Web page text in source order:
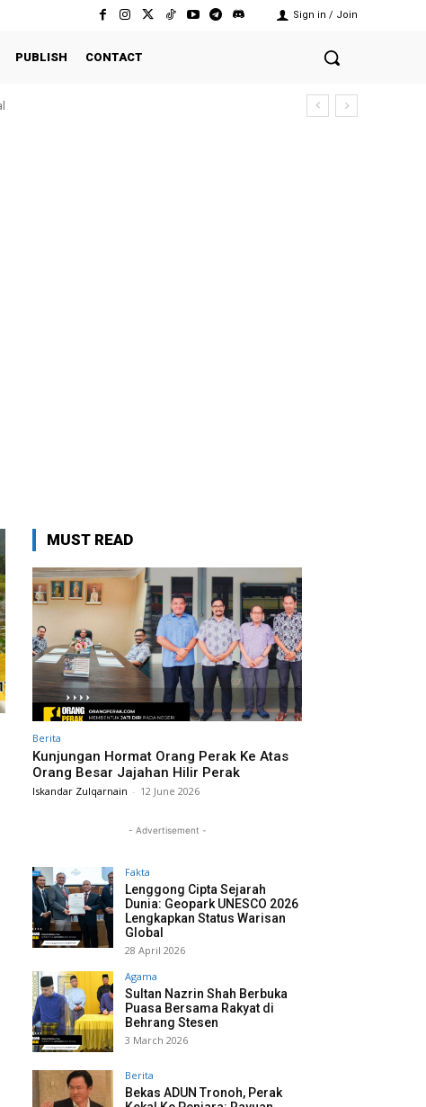
Sign in / Join
PUBLISH CONTACT
MUST READ
Berita
Kunjungan Hormat Orang Perak Ke Atas
Orang Besar Jajahan Hilir Perak
Iskandar Zulqarnain - 12 June 2026
- Advertisement -
Fakta
Lenggong Cipta Sejarah
Dunia: Geopark UNESCO 2026
Lengkapkan Status Warisan
Global
28 April 2026
Agama
Sultan Nazrin Shah Berbuka
Puasa Bersama Rakyat di
Behrang Stesen
3 March 2026
Berita
Bekas ADUN Tronoh, Perak